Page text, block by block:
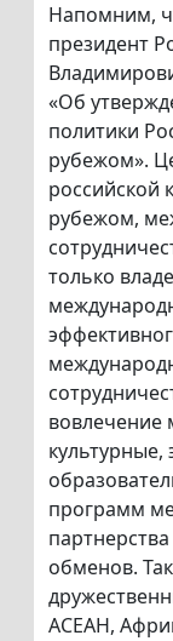
Напомним,
президент
«Об
политики
рубежом».
российской
рубежом,
только
вовлечение
программ
обменов.
АСЕАН,